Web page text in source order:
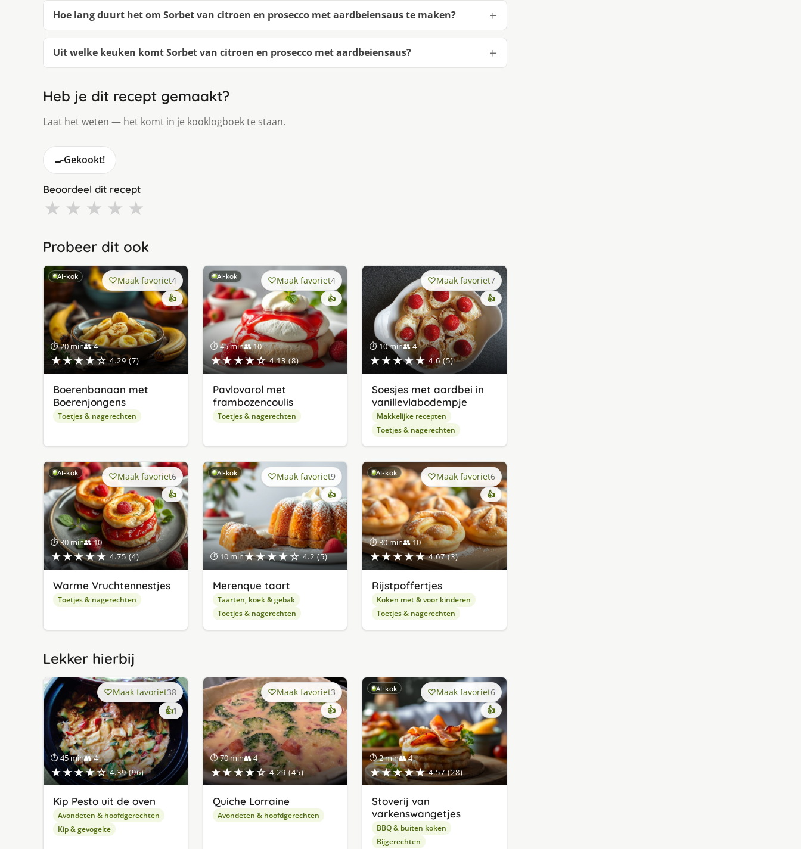
Hoe lang duurt het om Sorbet van citroen en prosecco met aardbeiensaus te maken?
Uit welke keuken komt Sorbet van citroen en prosecco met aardbeiensaus?
Heb je dit recept gemaakt?
Laat het weten — het komt in je kooklogboek te staan.
🍳Gekookt!
Beoordeel dit recept
★ ★ ★ ★ ★
Probeer dit ook
AI-kok
⏱ 20 min👥 4
★★★★☆ 4.29 (7)
Maak favoriet4
👍
Boerenbanaan met
Boerenjongens
Toetjes & nagerechten
AI-kok
⏱ 45 min👥 10
★★★★☆ 4.13 (8)
Maak favoriet4
👍
Pavlovarol met
frambozencoulis
Toetjes & nagerechten
⏱ 10 min👥 4
★★★★★ 4.6 (5)
Maak favoriet7
👍
Soesjes met aardbei in
vanillevlabodempje
Makkelijke recepten
Toetjes & nagerechten
AI-kok
⏱ 30 min👥 10
★★★★★ 4.75 (4)
Maak favoriet6
👍
Warme Vruchtennestjes
Toetjes & nagerechten
AI-kok
⏱ 10 min★★★★☆ 4.2 (5)
Maak favoriet9
👍
Merenque taart
Taarten, koek & gebak
Toetjes & nagerechten
AI-kok
⏱ 30 min👥 10
★★★★★ 4.67 (3)
Maak favoriet6
👍
Rijstpoffertjes
Koken met & voor kinderen
Toetjes & nagerechten
Lekker hierbij
⏱ 45 min👥 4
★★★★☆ 4.39 (96)
Maak favoriet38
👍1keer
lekker
gevonden
Kip Pesto uit de oven
Avondeten & hoofdgerechten
Kip & gevogelte
⏱ 70 min👥 4
★★★★☆ 4.29 (45)
Maak favoriet3
👍
Quiche Lorraine
Avondeten & hoofdgerechten
AI-kok
⏱ 2 min👥 4
★★★★★ 4.57 (28)
Maak favoriet6
👍
Stoverij van
varkenswangetjes
BBQ & buiten koken
Bijgerechten